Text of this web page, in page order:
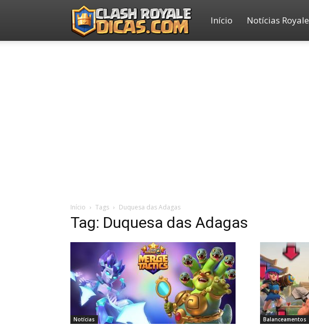
Clash
Início Notícias Royale
Início Tags Duquesa das Adagas
Tag: Duquesa das Adagas
Notícias Balanceamentos